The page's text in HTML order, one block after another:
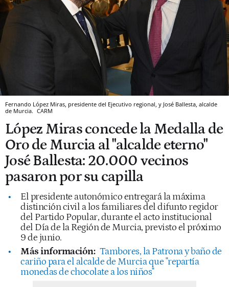
Fernando López Miras, presidente del Ejecutivo regional, y José Ballesta, alcalde
de Murcia. CARM
López Miras concede la Medalla de
Oro de Murcia al "alcalde eterno"
José Ballesta: 20.000 vecinos
pasaron por su capilla
El presidente autonómico entregará la máxima
distinción civil a los familiares del difunto regidor
del Partido Popular, durante el acto institucional
del Día de la Región de Murcia, previsto el próximo
9 de junio.
Más información: Tambores, la Patrona y baño de
cariño para el alcalde de Murcia que "repartía
monedas de chocolate a los niños"